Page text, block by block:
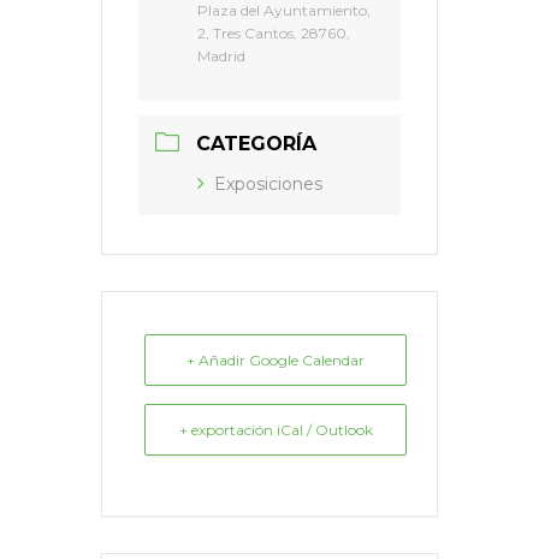
Plaza del Ayuntamiento,
2, Tres Cantos, 28760,
Madrid
CATEGORÍA
Exposiciones
+ Añadir Google Calendar
+ exportación iCal / Outlook